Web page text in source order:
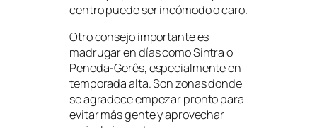
centro puede ser incómodo o caro.
Otro consejo importante es
madrugar en días como Sintra o
Peneda-Gerês, especialmente en
temporada alta. Son zonas donde
se agradece empezar pronto para
evitar más gente y aprovechar